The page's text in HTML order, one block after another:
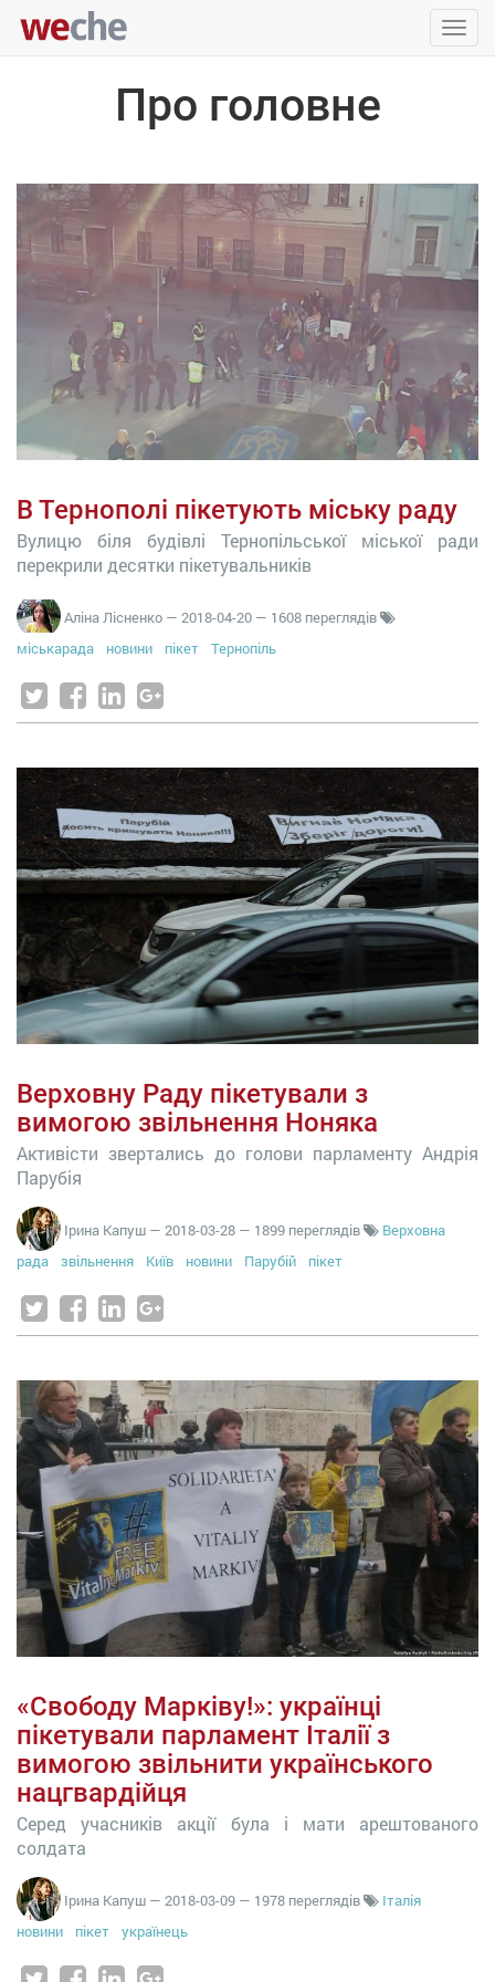
Про головне
В Тернополі пікетують міську раду
Вулицю біля будівлі Тернопільської міської ради
перекрили десятки пікетувальників
Аліна Лісненко — 2018-04-20 — 1608 переглядів
міськарада
новини пікет Тернопіль
Верховну Раду пікетували з
вимогою звільнення Ноняка
Активісти звертались до голови парламенту Андрія
Парубія
Ірина Капуш — 2018-03-28 — 1899 переглядів
Верховна
рада
звільнення Київ новини Парубій пікет
«Свободу Марківу!»: українці
пікетували парламент Італії з
вимогою звільнити українського
нацгвардійця
Серед учасників акції була і мати арештованого
солдата
Ірина Капуш — 2018-03-09 — 1978 переглядів
Італія
новини
пікет українець